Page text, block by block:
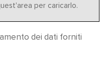
per caricarlo.
dei dati forniti